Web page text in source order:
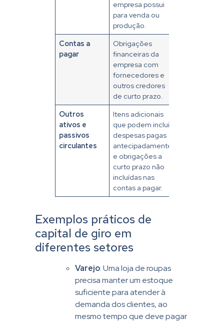
empresa possui
para venda ou
produção.
Contas a
pagar
Obrigações
financeiras da
empresa com
fornecedores e
outros credores
de curto prazo.
Outros
ativos e
passivos
circulantes
Itens adicionais
que podem incluir
despesas pagas
antecipadamente
e obrigações a
curto prazo não
incluídas nas
contas a pagar.
Exemplos práticos de
capital de giro em
diferentes setores
Varejo: Uma loja de roupas
precisa manter um estoque
suficiente para atender à
demanda dos clientes, ao
mesmo tempo que deve pagar